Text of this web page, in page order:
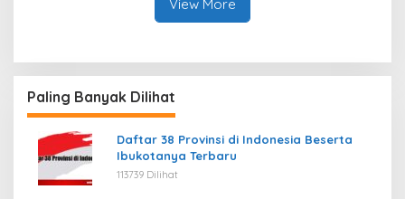
View More
Paling Banyak Dilihat
Daftar 38 Provinsi di Indonesia Beserta
Ibukotanya Terbaru
113739 Dilihat